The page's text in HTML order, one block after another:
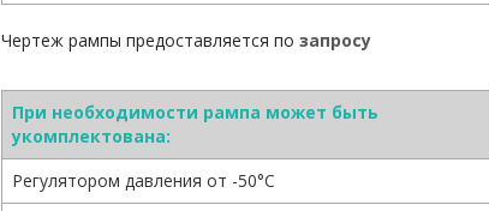
Чертеж рампы предоставляется по запросу
При необходимости рампа может быть
укомплектована:
Регулятором давления от -50°С